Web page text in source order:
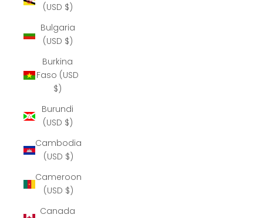
(USD $)
Bulgaria
(USD $)
Burkina
Faso (USD
$)
Burundi
(USD $)
Cambodia
(USD $)
Cameroon
(USD $)
Canada